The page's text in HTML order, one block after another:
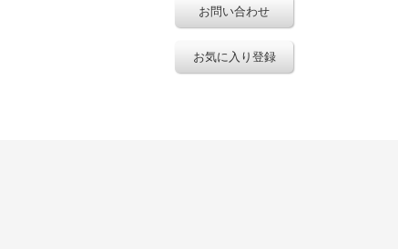
お問い合わせ
お気に入り登録